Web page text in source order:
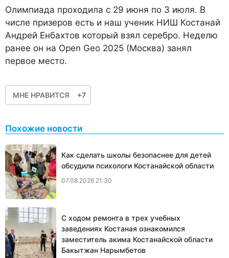
Олимпиада проходила с 29 июня по 3 июля. В
числе призеров есть и наш ученик НИШ Костанай
Андрей Енбахтов который взял серебро. Неделю
ранее он на Оpen Geo 2025 (Москва) занял
первое место.
МНЕ НРАВИТСЯ +7
Похожие новости
Как сделать школы безопаснее для детей
обсудили психологи Костанайской области
07.08.2026 21:30
С ходом ремонта в трех учебных
заведениях Костаная ознакомился
заместитель акима Костанайской области
Бакытжан Нарымбетов